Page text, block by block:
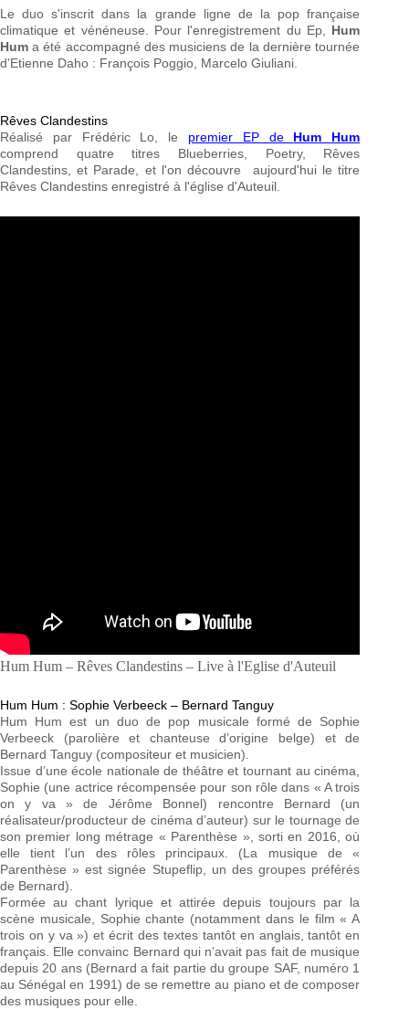
Le duo s'inscrit dans la grande ligne de la pop française
climatique et vénéneuse. Pour l'enregistrement du Ep, Hum
Hum a été accompagné des musiciens de la dernière tournée
d’Etienne Daho : François Poggio, Marcelo Giuliani.
Rêves Clandestins
Réalisé par Frédéric Lo, le premier EP de Hum Hum
comprend quatre titres Blueberries, Poetry, Rêves
Clandestins, et Parade, et l'on découvre aujourd'hui le titre
Rêves Clandestins enregistré à l'église d'Auteuil.
Hum Hum – Rêves Clandestins – Live à l'Eglise d'Auteuil
Hum Hum : Sophie Verbeeck – Bernard Tanguy
Hum Hum est un duo de pop musicale formé de Sophie
Verbeeck (parolière et chanteuse d’origine belge) et de
Bernard Tanguy (compositeur et musicien).
Issue d’une école nationale de théâtre et tournant au cinéma,
Sophie (une actrice récompensée pour son rôle dans « A trois
on y va » de Jérôme Bonnel) rencontre Bernard (un
réalisateur/producteur de cinéma d’auteur) sur le tournage de
son premier long métrage « Parenthèse », sorti en 2016, où
elle tient l’un des rôles principaux. (La musique de «
Parenthèse » est signée Stupeflip, un des groupes préférés
de Bernard).
Formée au chant lyrique et attirée depuis toujours par la
scène musicale, Sophie chante (notamment dans le film « A
trois on y va ») et écrit des textes tantôt en anglais, tantôt en
français. Elle convainc Bernard qui n’avait pas fait de musique
depuis 20 ans (Bernard a fait partie du groupe SAF, numéro 1
au Sénégal en 1991) de se remettre au piano et de composer
des musiques pour elle.